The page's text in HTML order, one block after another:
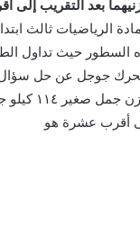
بعد التقريب
الرياضيات ثالث
السطور حيث تداول
محرك جوجل عن حل
کبیر ۲۳۰
أقرب عشرة هو